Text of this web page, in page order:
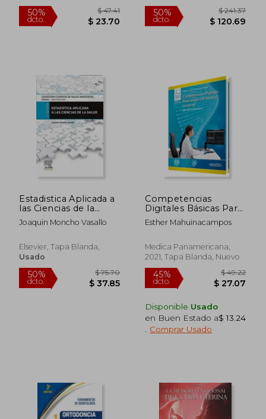
50%
dcto. $ 58.36
50%
dcto. $
dcto.
Estadistica Aplicada a
las Ciencias de la
Salud (2ª Ed. )
Joaquin Moncho Vasallo
Elsevier, Tapa Blanda,
Usado
Competencias
Digitales Básicas Para
el Médico General
(Incluye Versión
Esther Mahuinacampos
Medica Panamericana,
2021, Tapa Blanda, Nuevo
Disponible Usado
en Buen Estado a$ 13.24
Comprar Usado